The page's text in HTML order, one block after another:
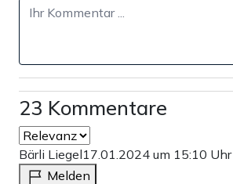
23 Kommentare
Bärli Liegel17.01.2024 um 15:10 Uhr
Melden